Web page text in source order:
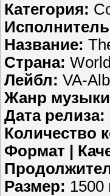
Категория:
Название:
Страна: World
Лейбл: VA-
Жанр
Дата релиза:
Количество
Формат |
Размер: 1500